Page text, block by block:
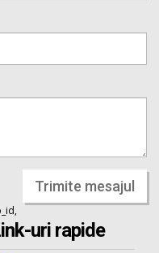
Trimite mesajul
uri rapide